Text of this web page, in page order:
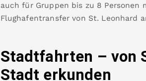
auch für Gruppen bis zu 8 Personen
Flughafentransfer von St. Leonhard
Stadtfahrten – von
Stadt erkunden